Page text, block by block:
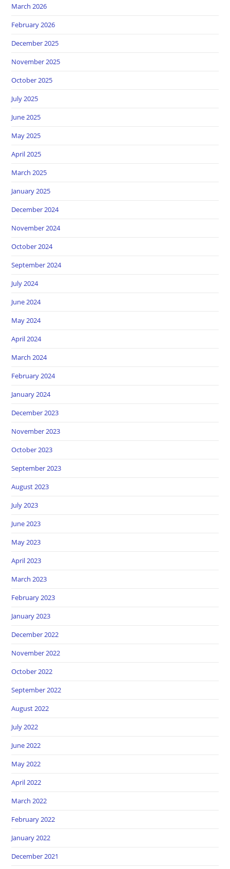
March 2026
February 2026
December 2025
November 2025
October 2025
July 2025
June 2025
May 2025
April 2025
March 2025
January 2025
December 2024
November 2024
October 2024
September 2024
July 2024
June 2024
May 2024
April 2024
March 2024
February 2024
January 2024
December 2023
November 2023
October 2023
September 2023
August 2023
July 2023
June 2023
May 2023
April 2023
March 2023
February 2023
January 2023
December 2022
November 2022
October 2022
September 2022
August 2022
July 2022
June 2022
May 2022
April 2022
March 2022
February 2022
January 2022
December 2021